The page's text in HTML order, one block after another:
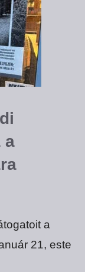
a
a
21, este